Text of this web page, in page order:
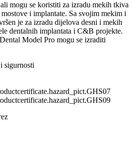
mogu se koristiti za izradu mekih tkiva
i implantate. Sa svojim mekim i
je za izradu dijelova desni i mekih
dentalnih implantata i C&B projekte.
Model Pro mogu se izraditi
sigurnosti